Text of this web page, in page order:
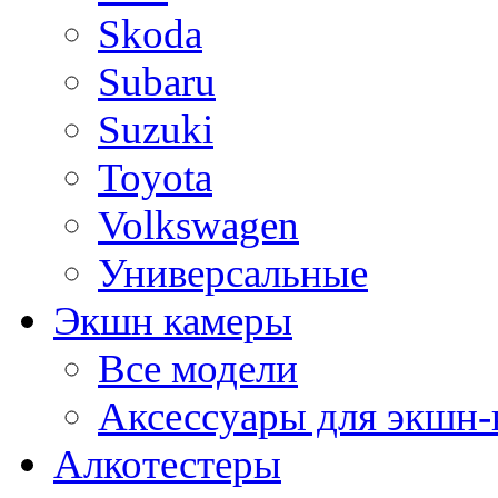
Skoda
Subaru
Suzuki
Toyota
Volkswagen
Универсальные
Экшн камеры
Все модели
Аксессуары для
Алкотестеры